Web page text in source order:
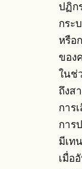
ปฏิก
กระ
หรือ
ของ
ในช่
ถึงส
การ
การ
มีเท
เมื่อ